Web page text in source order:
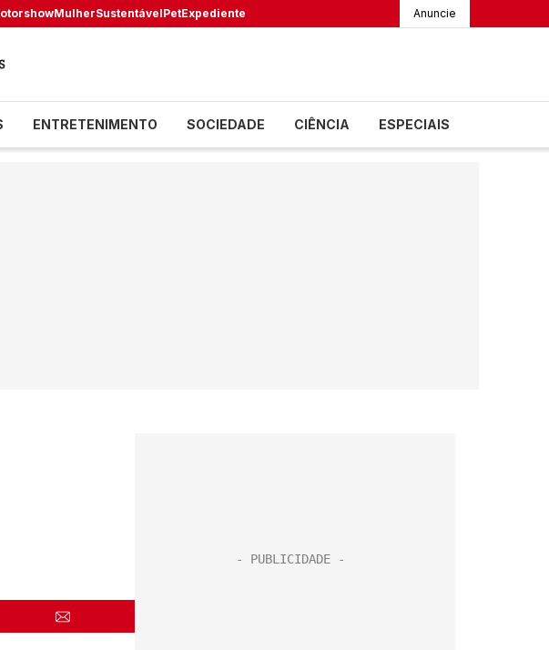
MulherSustentávelPetExpediente Anuncie
ENTRETENIMENTO SOCIEDADE CIÊNCIA ESPECIAIS